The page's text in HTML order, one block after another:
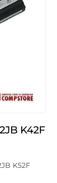
K42F
K52F